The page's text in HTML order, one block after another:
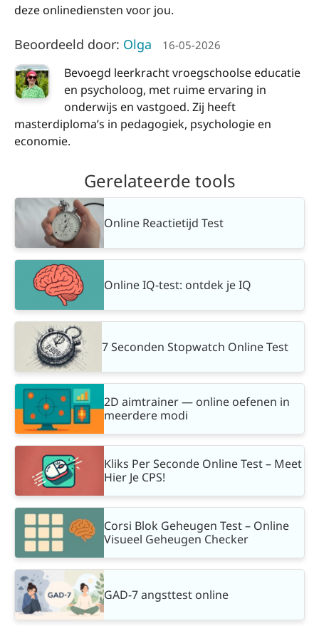
deze onlinediensten voor jou.
Beoordeeld door: Olga 16-05-2026
Bevoegd leerkracht vroegschoolse educatie
en psycholoog, met ruime ervaring in
onderwijs en vastgoed. Zij heeft
masterdiploma’s in pedagogiek, psychologie en
economie.
Gerelateerde tools
Online Reactietijd Test
Online IQ-test: ontdek je IQ
7 Seconden Stopwatch Online Test
2D aimtrainer — online oefenen in
meerdere modi
Kliks Per Seconde Online Test – Meet
Hier Je CPS!
Corsi Blok Geheugen Test – Online
Visueel Geheugen Checker
GAD-7 angsttest online